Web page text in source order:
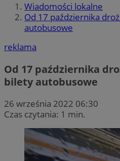
Wiadomości lokalne
Od 17 października
autobusowe
reklama
Od 17 października
bilety autobusowe
26 września 2022 06:30
Czas czytania: 1 min.